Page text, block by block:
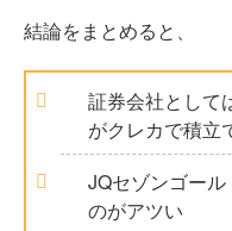
結論をまとめると、
証券会社として
がクレカで積立
JQセゾンゴー
のがアツい